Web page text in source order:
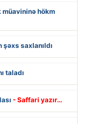
müavininə hökm
saxlanıldı
taladı
- Saffari yazır…